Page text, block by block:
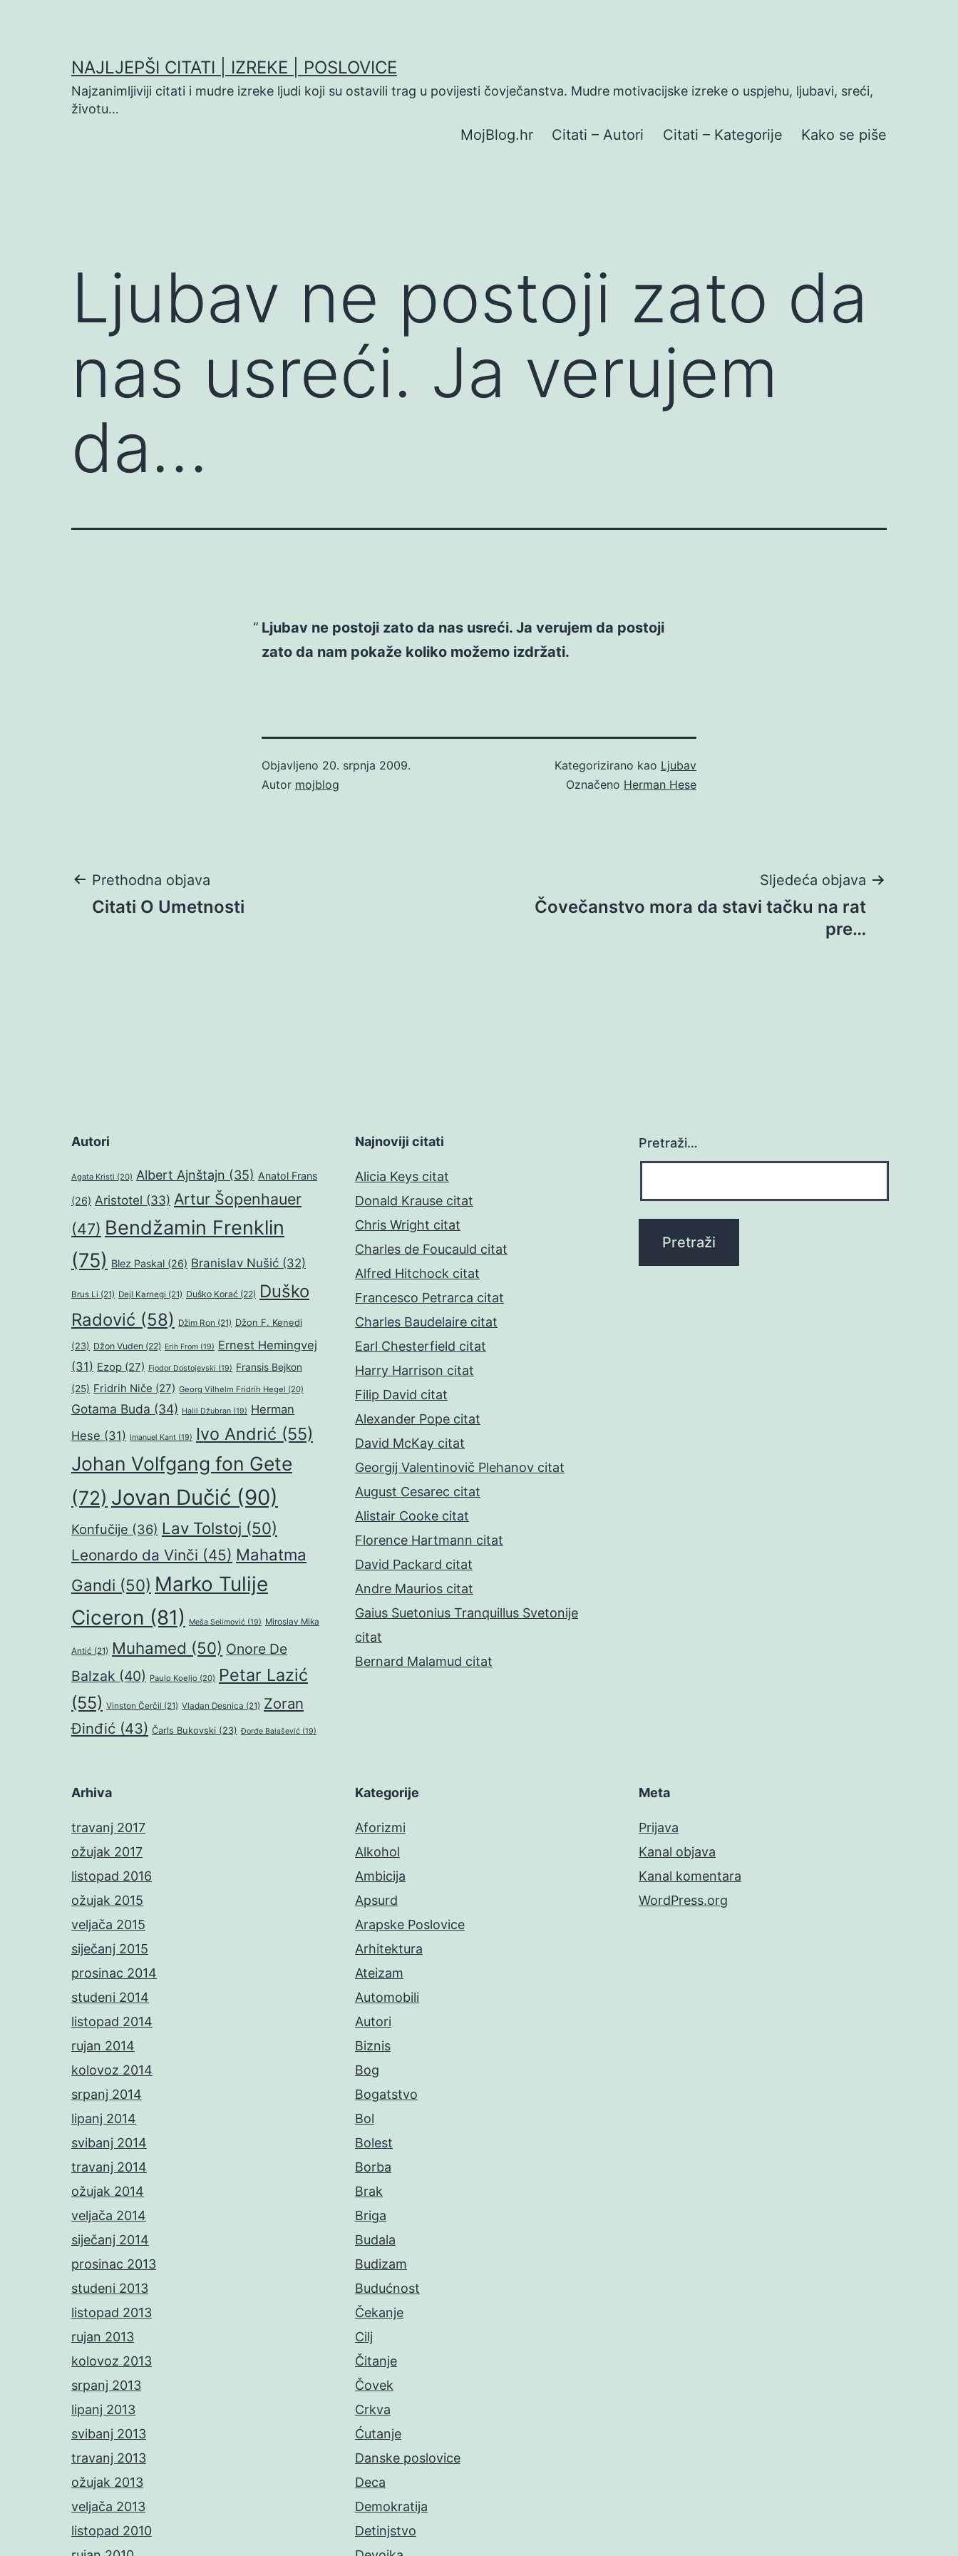
NAJLJEPŠI CITATI | IZREKE | POSLOVICE
Najzanimljiviji citati i mudre izreke ljudi koji su ostavili trag u povijesti čovječanstva. Mudre motivacijske izreke o uspjehu, ljubavi, sreći,
životu…
MojBlog.hr Citati – Autori Citati – Kategorije Kako se piše
Ljubav ne postoji zato da
nas usreći. Ja verujem
da…
Ljubav ne postoji zato da nas usreći. Ja verujem da postoji
zato da nam pokaže koliko možemo izdržati.
Objavljeno 20. srpnja 2009.
Autor mojblog
Kategorizirano kao Ljubav
Označeno Herman Hese
Navigacija
Prethodna objava
Citati O Umetnosti
Sljedeća objava
Čovečanstvo mora da stavi tačku na rat
pre…
Autori
Agata Kristi (20) Albert Ajnštajn (35) Anatol Frans
(26) Aristotel (33) Artur Šopenhauer
(47) Bendžamin Frenklin
(75) Blez Paskal (26) Branislav Nušić (32)
Brus Li (21) Dejl Karnegi (21) Duško Korać (22) Duško
Radović (58) Džim Ron (21) Džon F. Kenedi
(23) Džon Vuden (22) Erih From (19) Ernest Hemingvej
(31) Ezop (27) Fjodor Dostojevski (19) Fransis Bejkon
(25) Fridrih Niče (27) Georg Vilhelm Fridrih Hegel (20)
Gotama Buda (34) Halil Džubran (19) Herman
Hese (31) Imanuel Kant (19) Ivo Andrić (55)
Johan Volfgang fon Gete
(72) Jovan Dučić (90)
Konfučije (36) Lav Tolstoj (50)
Leonardo da Vinči (45) Mahatma
Gandi (50) Marko Tulije
Ciceron (81) Meša Selimović (19) Miroslav Mika
Antić (21) Muhamed (50) Onore De
Balzak (40) Paulo Koeljo (20) Petar Lazić
(55) Vinston Čerčil (21) Vladan Desnica (21) Zoran
Đinđić (43) Čarls Bukovski (23) Đorđe Balašević (19)
Najnoviji citati
Alicia Keys citat
Donald Krause citat
Chris Wright citat
Charles de Foucauld citat
Alfred Hitchock citat
Francesco Petrarca citat
Charles Baudelaire citat
Earl Chesterfield citat
Harry Harrison citat
Filip David citat
Alexander Pope citat
David McKay citat
Georgij Valentinovič Plehanov citat
August Cesarec citat
Alistair Cooke citat
Florence Hartmann citat
David Packard citat
Andre Maurios citat
Gaius Suetonius Tranquillus Svetonije
citat
Bernard Malamud citat
Pretraži…
Arhiva
travanj 2017
ožujak 2017
listopad 2016
ožujak 2015
veljača 2015
siječanj 2015
prosinac 2014
studeni 2014
listopad 2014
rujan 2014
kolovoz 2014
srpanj 2014
lipanj 2014
svibanj 2014
travanj 2014
ožujak 2014
veljača 2014
siječanj 2014
prosinac 2013
studeni 2013
listopad 2013
rujan 2013
kolovoz 2013
srpanj 2013
lipanj 2013
svibanj 2013
travanj 2013
ožujak 2013
veljača 2013
listopad 2010
Kategorije
Aforizmi
Alkohol
Ambicija
Apsurd
Arapske Poslovice
Arhitektura
Ateizam
Automobili
Autori
Biznis
Bog
Bogatstvo
Bol
Bolest
Borba
Brak
Briga
Budala
Budizam
Budućnost
Čekanje
Cilj
Čitanje
Čovek
Crkva
Ćutanje
Danske poslovice
Deca
Demokratija
Detinjstvo
Meta
Prijava
Kanal objava
Kanal komentara
WordPress.org